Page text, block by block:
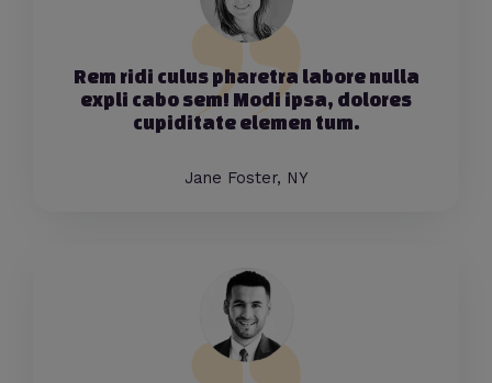
Rem ridi culus pharetra labore nulla
expli cabo sem! Modi ipsa, dolores
cupiditate elemen tum.
Jane Foster, NY